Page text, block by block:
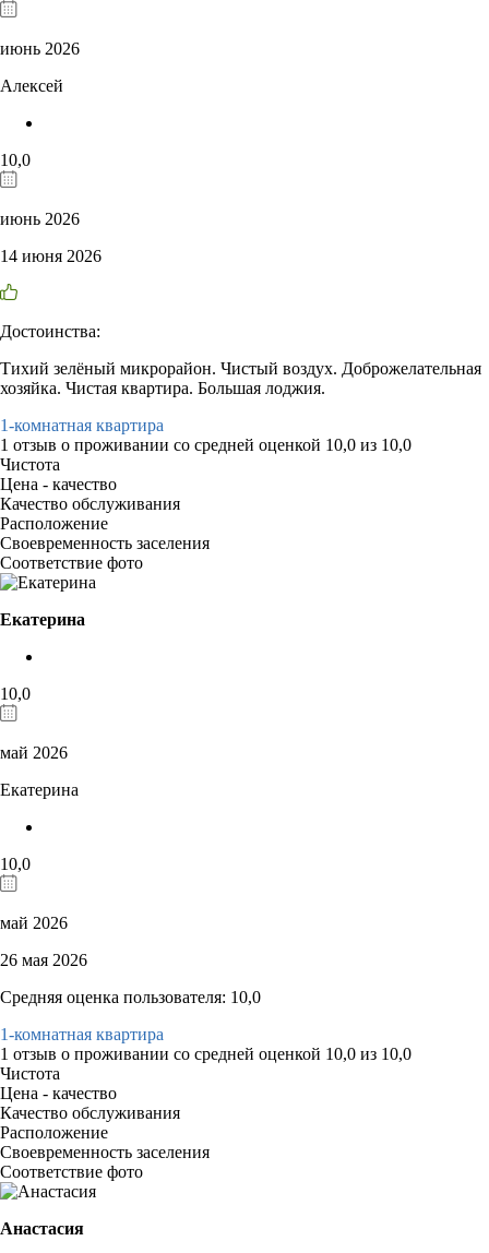
июнь 2026
Алексей
10,0
июнь 2026
14 июня 2026
Достоинства:
Тихий зелёный микрорайон. Чистый воздух. Доброжелательная
хозяйка. Чистая квартира. Большая лоджия.
1-комнатная квартира
1 отзыв о проживании со средней оценкой 10,0 из 10,0
Чистота
Цена - качество
Качество обслуживания
Расположение
Своевременность заселения
Соответствие фото
Екатерина
10,0
май 2026
Екатерина
10,0
май 2026
26 мая 2026
Средняя оценка пользователя: 10,0
1-комнатная квартира
1 отзыв о проживании со средней оценкой 10,0 из 10,0
Чистота
Цена - качество
Качество обслуживания
Расположение
Своевременность заселения
Соответствие фото
Анастасия